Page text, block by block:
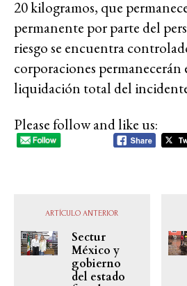
20 kilogramos, que
permanente por parte del
riesgo se encuentra
corporaciones permanecerán
liquidación total del
Please follow and like us:
ARTÍCULO ANTERIOR
Sectur
México y
gobierno
del estado